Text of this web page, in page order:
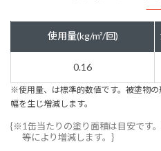
使用量(kg/m²/回)
0.16
※使用量、は標準的数値です。被塗物
幅を生じ増減します。
{※1缶当たりの塗り面積は目安です
等により増減します。}